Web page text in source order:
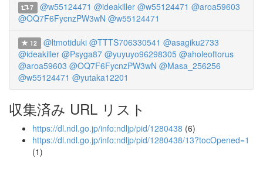
7 @w55124471 @ideakiller @w55124471 @aroa59603
@OQ7F6FycnzPW3wN @w55124471
12 @ltmotiduki @TTTS706330541 @asagiku2733
@ideakiller @Psyga87 @yuyuyo96298305 @aholeoftorus
@aroa59603 @OQ7F6FycnzPW3wN @Masa_256256
@w55124471 @yutaka12201
収集済み URL リスト
https://dl.ndl.go.jp/info:ndljp/pid/1280438 (6)
https://dl.ndl.go.jp/info:ndljp/pid/1280438/13?tocOpened=1
(1)